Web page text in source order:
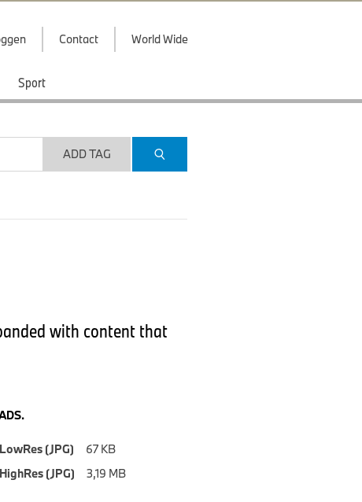
Contact World Wide
Sport
ADD TAG
with content that
LowRes (JPG)
67 KB
HighRes (JPG)
3,19 MB